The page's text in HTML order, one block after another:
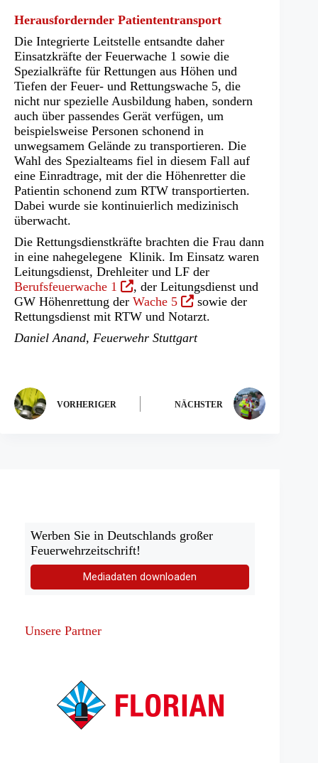
Herausfordernder Patiententransport
Die Integrierte Leitstelle entsandte daher
Einsatzkräfte der Feuerwache 1 sowie die
Spezialkräfte für Rettungen aus Höhen und
Tiefen der Feuer- und Rettungswache 5, die
nicht nur spezielle Ausbildung haben, sondern
auch über passendes Gerät verfügen, um
beispielsweise Personen schonend in
unwegsamem Gelände zu transportieren. Die
Wahl des Spezialteams fiel in diesem Fall auf
eine Einradtrage, mit der die Höhenretter die
Patientin schonend zum RTW transportierten.
Dabei wurde sie kontinuierlich medizinisch
überwacht.
Die Rettungsdienstkräfte brachten die Frau dann
in eine nahegelegene Klinik. Im Einsatz waren
Leitungsdienst, Drehleiter und LF der
Berufsfeuerwache 1 (Öffnet
in
einem
neuen
Tab)
, der Leitungsdienst und
GW Höhenrettung der Wache 5(Öffnet
in
neuen
sowie der
Rettungsdienst mit RTW und Notarzt.
Daniel Anand, Feuerwehr Stuttgart
VORHERIGER NÄCHSTER
Werben Sie in Deutschlands großer
Feuerwehrzeitschrift!
Mediadaten downloaden
Unsere Partner